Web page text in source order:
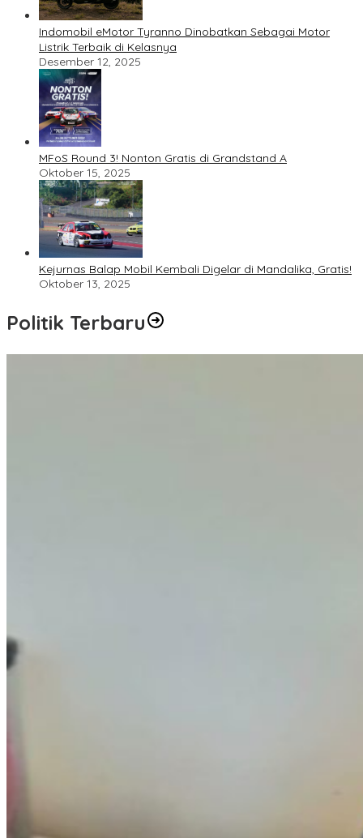
Indomobil eMotor Tyranno Dinobatkan Sebagai Motor
Listrik Terbaik di Kelasnya
Desember 12, 2025
MFoS Round 3! Nonton Gratis di Grandstand A
Oktober 15, 2025
Kejurnas Balap Mobil Kembali Digelar di Mandalika, Gratis!
Oktober 13, 2025
Politik Terbaru